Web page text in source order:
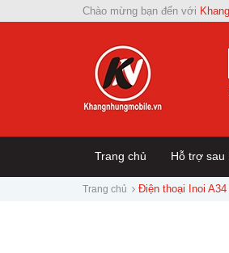
Chào mừng bạn đến với
Trang chủ Hỗ trợ sau
Trang chủ Điện thoại Inoi